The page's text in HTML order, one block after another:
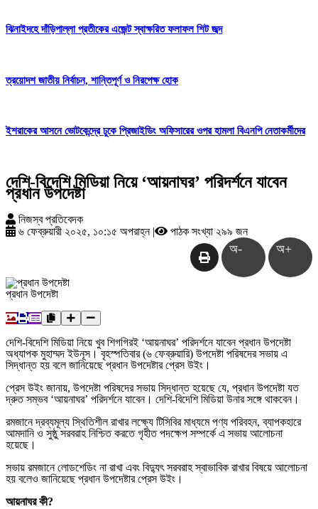
ঝিনাইদহে দাঁড়িপাল্লা প্রতীকের এজেন্ট স্বাক্ষরিত ফলাফল শিট জব্দ
ত্রয়োদশ জাতীয় নির্বাচন, শান্তিপূর্ণ ও নিরপেক্ষ হোক
ইশরাকের আসনে ভোটকেন্দ্রে ঢুকে প্রিজাইডিং অফিসারের ওপর হামলা বিএনপি নেতাকর্মীদের
দেশি-বিদেশি মিডিয়া নিয়ে ‘আয়নাঘর’ পরিদর্শনে যাবেন
প্রধান উপদেষ্টা
নিজস্ব প্রতিবেদক
৬ ফেব্রুয়ারী ২০২৫, ১০:১৫ অপরাহ্ন | পাঠক সংখ্যা ২৯৯ জন
অ- অ+
প্রধান উপদেষ্টা
দেশি-বিদেশি মিডিয়া নিয়ে খুব শিগগিরই ‘আয়নাঘর’ পরিদর্শনে যাবেন প্রধান উপদেষ্টা
অধ্যাপক মুহাম্মদ ইউনূস। বৃহস্পতিবার (৬ ফেব্রুয়ারি) উপদেষ্টা পরিষদের সভায় এ
সিদ্ধান্ত হয় বলে জানিয়েছে প্রধান উপদেষ্টার প্রেস উইং।
প্রেস উইং জানায়, উপদেষ্টা পরিষদের সভায় সিদ্ধান্ত হয়েছে যে, প্রধান উপদেষ্টা যত
দ্রুত সম্ভব ‘আয়নাঘর’ পরিদর্শনে যাবেন। দেশি-বিদেশি মিডিয়া উনার সঙ্গে থাকবেন।
রমজানে দ্রব্যমূল্য স্থিতিশীল রাখার লক্ষ্যে টিসিবির মাধ্যমে পণ্য পরিবহন, ব্যাপকহারে
আমদানি ও সুষ্ঠু সরবরাহ নিশ্চিত করতে গৃহীত পদক্ষেপ সম্পর্কে এ সভায় আলোচনা
হয়েছে।
সভায় রমজানে লোডশেডিং না রাখা এবং বিদ্যুৎ সরবরাহ স্বাভাবিক রাখার বিষয়ে আলোচনা
হয় বলেও জানিয়েছে প্রধান উপদেষ্টার প্রেস উইং।
আয়নাঘর কী?